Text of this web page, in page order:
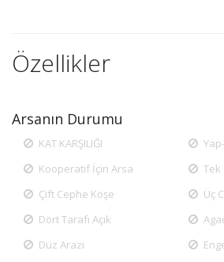
Özellikler
Arsanın Durumu
KAT KARŞILIĞI
Kooperatif İçin Arsa
Tek
Çift Cephe Köşe
Üç
Dört Tarafı Açık
Düz Arazi